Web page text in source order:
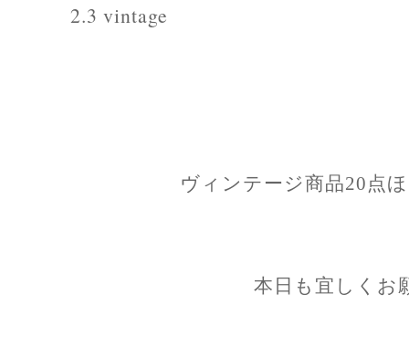
2.3 vintage
ヴィンテージ商品20点
本日も宜しくお